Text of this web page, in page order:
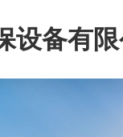
设备有